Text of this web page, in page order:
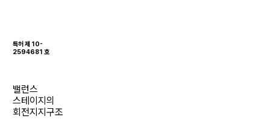
특허 제 10-
2594681 호
밸런스
스테이지의
회전지지구조